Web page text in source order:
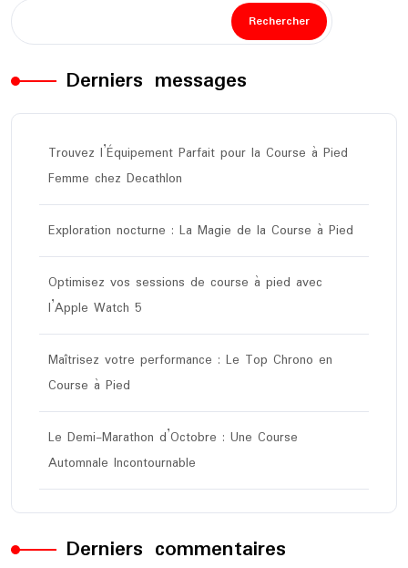
Rechercher
Derniers messages
Trouvez l’Équipement Parfait pour la Course à Pied
Femme chez Decathlon
Exploration nocturne : La Magie de la Course à Pied
Optimisez vos sessions de course à pied avec
l’Apple Watch 5
Maîtrisez votre performance : Le Top Chrono en
Course à Pied
Le Demi-Marathon d’Octobre : Une Course
Automnale Incontournable
Derniers commentaires